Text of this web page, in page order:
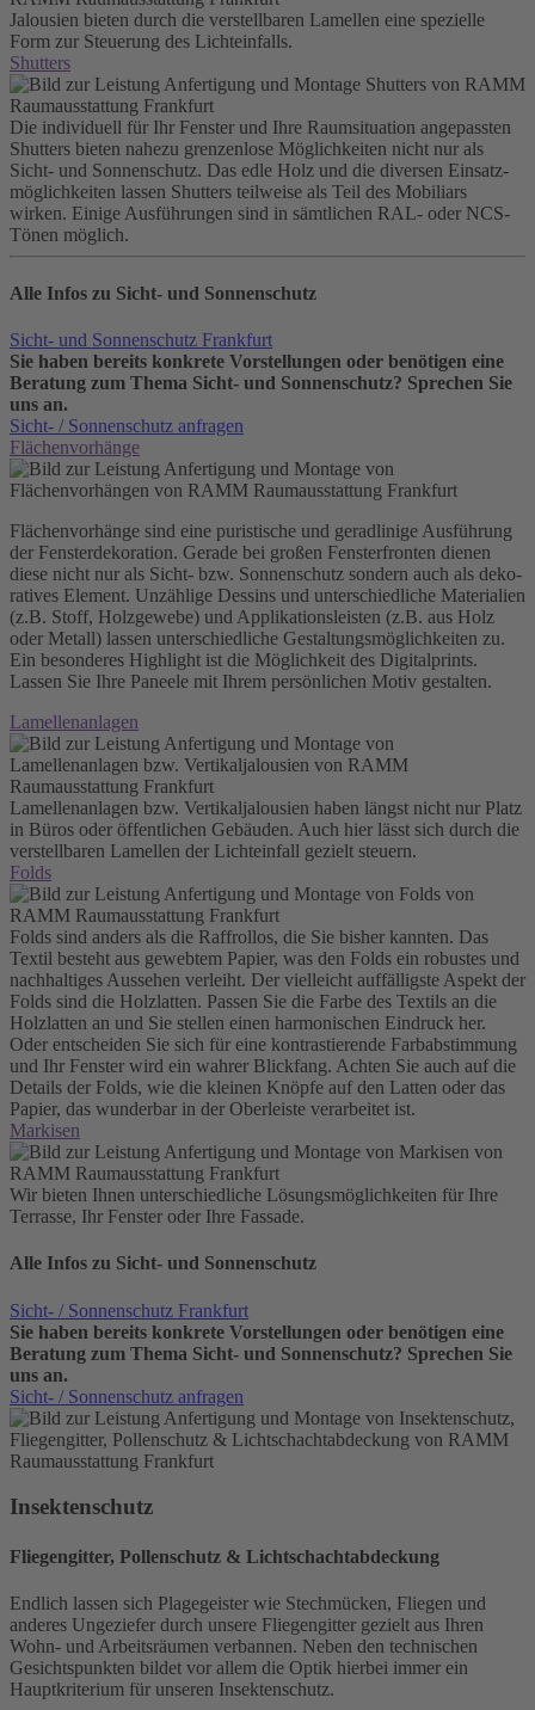
Jalousien bieten durch die verstellbaren Lamellen eine spezielle
Form zur Steuerung des Lichteinfalls.
Shutters
Die individuell für Ihr Fenster und Ihre Raum­si­tu­a­tion angepassten
Shutters bieten nahezu gren­zenlo­se Möglichkeiten nicht nur als
Sicht- und Son­nen­schutz. Das edle Holz und die diversen Ein­satz­
mög­lich­kei­ten lassen Shutters teilweise als Teil des Mobiliars
wirken. Einige Ausführungen sind in sämtlichen RAL- oder NCS-
Tönen möglich.
Alle Infos zu Sicht- und Sonnenschutz
Sicht- und Sonnenschutz Frankfurt
Sie haben bereits konkrete Vorstellungen oder benötigen eine
Beratung zum Thema Sicht- und Sonnenschutz? Sprechen Sie
uns an.
Sicht- / Sonnenschutz anfragen
Flächenvorhänge
Flächenvorhänge sind eine puristische und ge­rad­li­ni­ge Ausführung
der Fen­ster­de­ko­ra­tion. Gerade bei großen Fensterfronten dienen
diese nicht nur als Sicht- bzw. Sonnenschutz sondern auch als de­ko­
ra­ti­ves Element. Unzählige Dessins und un­ter­schied­lich­e Materialien
(z.B. Stoff, Holzgewebe) und App­li­ka­tions­lei­sten (z.B. aus Holz
oder Metall) lassen unterschiedliche Ge­stal­tungs­mög­lich­kei­ten zu.
Ein besonderes Highlight ist die Möglichkeit des Digitalprints.
Lassen Sie Ihre Paneele mit Ihrem persönlichen Motiv gestalten.
Lamellenanlagen
Lamellenanlagen bzw. Vertikaljalousien haben längst nicht nur Platz
in Büros oder öffentlichen Gebäuden. Auch hier lässt sich durch die
verstellbaren Lamellen der Lichteinfall gezielt steuern.
Folds
Folds sind anders als die Raffrollos, die Sie bisher kannten. Das
Textil besteht aus gewebtem Papier, was den Folds ein robustes und
nachhaltiges Aussehen verleiht. Der vielleicht auffälligste Aspekt der
Folds sind die Holzlatten. Passen Sie die Farbe des Textils an die
Holzlatten an und Sie stellen einen harmonischen Eindruck her.
Oder entscheiden Sie sich für eine kontrastierende Farbabstimmung
und Ihr Fenster wird ein wahrer Blickfang. Achten Sie auch auf die
Details der Folds, wie die kleinen Knöpfe auf den Latten oder das
Papier, das wunderbar in der Oberleiste verarbeitet ist.
Markisen
Wir bieten Ihnen unterschiedliche Lösungsmöglichkeiten für Ihre
Terrasse, Ihr Fenster oder Ihre Fassade.
Alle Infos zu Sicht- und Sonnenschutz
Sicht- / Sonnenschutz Frankfurt
Sie haben bereits konkrete Vorstellungen oder benötigen eine
Beratung zum Thema Sicht- und Sonnenschutz? Sprechen Sie
uns an.
Sicht- / Sonnenschutz anfragen
Insekten­schutz
Fliegengitter, Pollenschutz & Lichtschacht­abdeckung
Endlich lassen sich Plagegeister wie Stechmücken, Fliegen und
anderes Ungeziefer durch unsere Fliegengitter gezielt aus Ihren
Wohn- und Arbeitsräumen verbannen. Neben den technischen
Gesichtspunkten bildet vor allem die Optik hierbei immer ein
Hauptkriterium für unseren Insektenschutz.